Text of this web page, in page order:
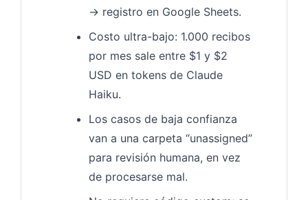
→ registro en Google Sheets.
Costo ultra-bajo: 1.000 recibos
por mes sale entre $1 y $2
USD en tokens de Claude
Haiku.
Los casos de baja confianza
van a una carpeta “unassigned”
para revisión humana, en vez
de procesarse mal.